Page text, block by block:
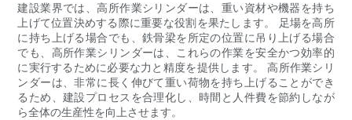
建設業界では、高所作業シリンダーは、重い資材や機器を持ち
上げて位置決めする際に重要な役割を果たします。 足場を高所
に持ち上げる場合でも、鉄骨梁を所定の位置に吊り上げる場合
でも、高所作業シリンダーは、これらの作業を安全かつ効率的
に実行するために必要な力と精度を提供します。 高所作業シリ
ンダーは、非常に長く伸びて重い荷物を持ち上げることができ
るため、建設プロセスを合理化し、時間と人件費を節約しなが
ら全体の生産性を向上させます。